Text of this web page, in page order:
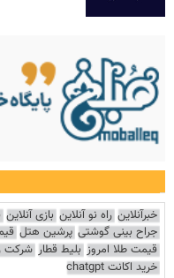
خبرآنلاین راه نو آنلاین بازی آنلاین
جراح بینی گوشتی پرشین هتل
قیمت طلا امروز بلیط قطار شرکت
خرید اکانت chatgpt